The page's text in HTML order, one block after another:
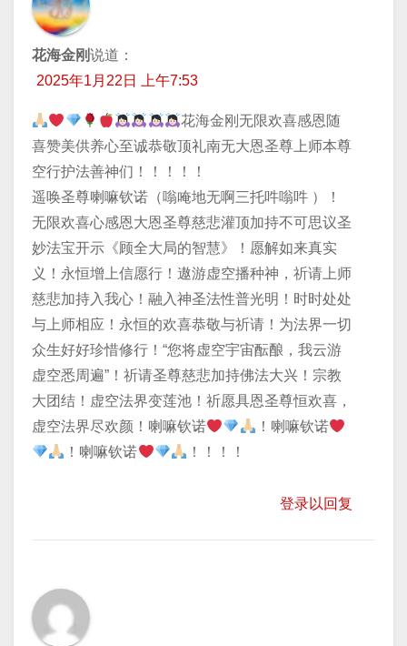
花海金刚说道：
2025年1月22日 上午7:53
花海金刚无限欢喜感恩随
喜赞美供养心至诚恭敬顶礼南无大恩圣尊上师本尊
空行护法善神们！！！！！
遥唤圣尊喇嘛钦诺（嗡唵地无啊三托吽嗡吽 ）！
无限欢喜心感恩大恩圣尊慈悲灌顶加持不可思议圣
妙法宝开示《顾全大局的智慧》！愿解如来真实
义！永恒增上信愿行！遨游虚空播种神，祈请上师
慈悲加持入我心！融入神圣法性普光明！时时处处
与上师相应！永恒的欢喜恭敬与祈请！为法界一切
众生好好珍惜修行！“您将虚空宇宙酝酿，我云游
虚空悉周遍”！祈请圣尊慈悲加持佛法大兴！宗教
大团结！虚空法界变莲池！祈愿具恩圣尊恒欢喜，
虚空法界尽欢颜！喇嘛钦诺
！喇嘛钦诺
！喇嘛钦诺
！！！！
登录以回复